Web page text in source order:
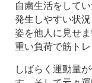
自粛生活をして
発生しやすい状
姿を他人に見せ
重い負荷で筋ト
しばらく運動量